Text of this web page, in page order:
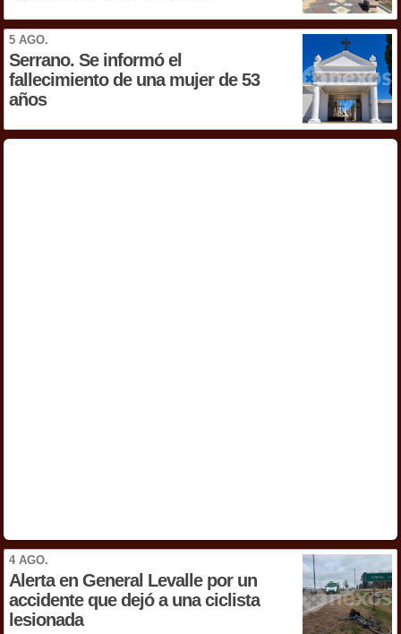
5 AGO.
Serrano. Se informó el
fallecimiento de una mujer de 53
años
4 AGO.
Alerta en General Levalle por un
accidente que dejó a una ciclista
lesionada